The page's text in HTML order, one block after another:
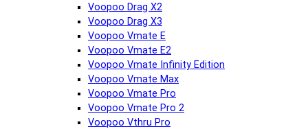
Voopoo Drag X2
Voopoo Drag X3
Voopoo Vmate E
Voopoo Vmate E2
Voopoo Vmate Infinity Edition
Voopoo Vmate Max
Voopoo Vmate Pro
Voopoo Vmate Pro 2
Voopoo Vthru Pro